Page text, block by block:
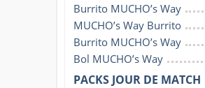
Burrito MUCHO’s Way
MUCHO’s Way Burrito
Burrito MUCHO’s Way
Bol MUCHO’s Way
PACKS JOUR DE MATCH